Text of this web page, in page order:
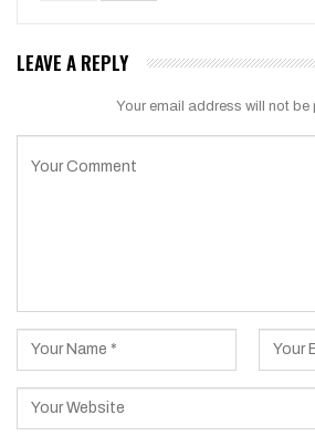
LEAVE A REPLY
Your email address will not be